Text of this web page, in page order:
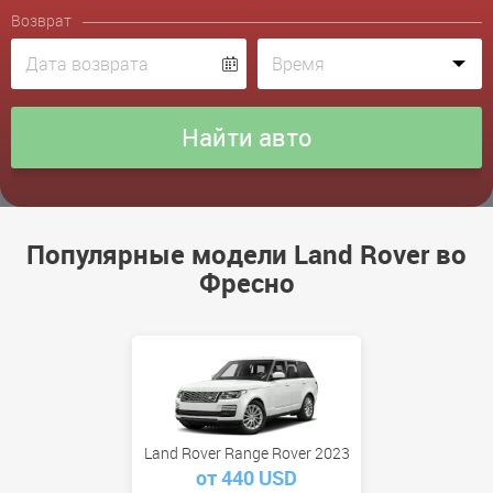
Возврат
Популярные модели Land Rover во
Фресно
Land Rover Range Rover 2023
от 440 USD